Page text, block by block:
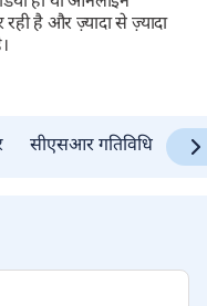
है और ज़्यादा से ज़्यादा
सीएसआर गतिविधि